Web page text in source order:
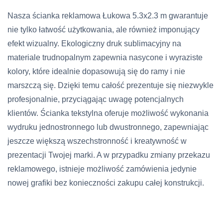
Nasza ścianka reklamowa Łukowa 5.3х2.3 m gwarantuje
nie tylko łatwość użytkowania, ale również imponujący
efekt wizualny. Ekologiczny druk sublimacyjny na
materiale trudnopalnym zapewnia nasycone i wyraziste
kolory, które idealnie dopasowują się do ramy i nie
marszczą się. Dzięki temu całość prezentuje się niezwykle
profesjonalnie, przyciągając uwagę potencjalnych
klientów. Ścianka tekstylna oferuje możliwość wykonania
wydruku jednostronnego lub dwustronnego, zapewniając
jeszcze większą wszechstronność i kreatywność w
prezentacji Twojej marki. A w przypadku zmiany przekazu
reklamowego, istnieje możliwość zamówienia jedynie
nowej grafiki bez konieczności zakupu całej konstrukcji.